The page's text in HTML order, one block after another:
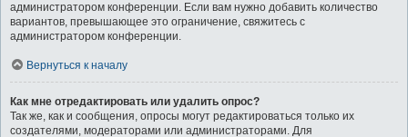
администратором конференции. Если вам нужно добавить количество
вариантов, превышающее это ограничение, свяжитесь с
администратором конференции.
Вернуться к началу
Как мне отредактировать или удалить опрос?
Так же, как и сообщения, опросы могут редактироваться только их
создателями, модераторами или администраторами. Для